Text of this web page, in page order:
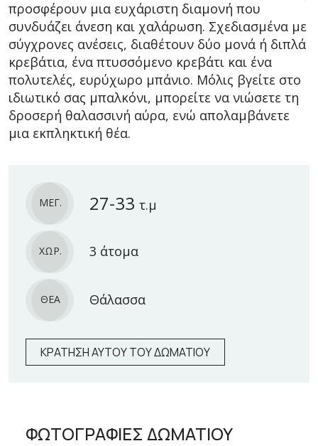
προσφέρουν μια ευχάριστη διαμονή που
συνδυάζει άνεση και χαλάρωση. Σχεδιασμένα με
σύγχρονες ανέσεις, διαθέτουν δύο μονά ή διπλά
κρεβάτια, ένα πτυσσόμενο κρεβάτι και ένα
πολυτελές, ευρύχωρο μπάνιο. Μόλις βγείτε στο
ιδιωτικό σας μπαλκόνι, μπορείτε να νιώσετε τη
δροσερή θαλασσινή αύρα, ενώ απολαμβάνετε
μια εκπληκτική θέα.
ΜΕΓ. 27-33 τ.μ
ΧΩΡ. 3 άτομα
ΘΕΑ Θάλασσα
ΚΡΑΤΗΣΗ ΑΥΤΟΥ ΤΟΥ ΔΩΜΑΤΙΟΥ
ΦΩΤΟΓΡΑΦΙΕΣ ΔΩΜΑΤΙΟΥ